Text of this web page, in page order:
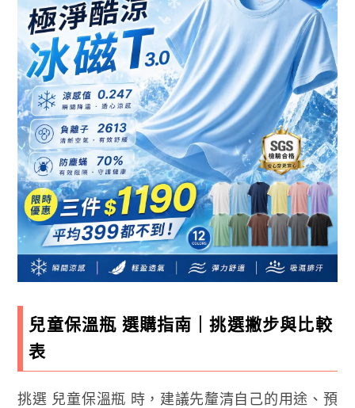
兒童保溫瓶 選購指南｜挑選撇步與比較
表
挑選 兒童保溫瓶 時，建議先釐清自己的用途、預